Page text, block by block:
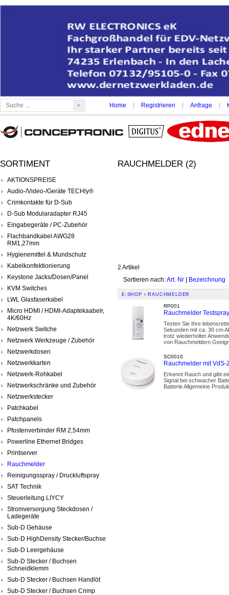
Home Registrieren Anfrage
SORTIMENT
AKTIONSPREISE
Audio-/Video-/Geräte TECHly®
Crimkontakte für D-Sub
D-Sub Modularadapter RJ45
Eingabegeräte / PC-Zubehör
Flachbandkabel AWG28
RM1,27mm
Hygienemittel & Mundschutz
Kabelkonfektionierung
Keystone Jacks/Dosen/Panel
KVM Switches
LWL Glasfaserkabel
Micro HDMI / HDMI-Adaptekaabelr,
4K/60Hz
Netzwerk Switche
Netzwerk Werkzeuge / Zubehör
Netzwerkdosen
Netzwerkkarten
Netzwerk-Rohkabel
Netzwerkschränke und Zubehör
Netzwerkstecker
Patchkabel
Patchpanels
Pfostenverbinder RM 2,54mm
Powerline Ethernet Bridges
Printserver
Rauchmelder
Reinigungsspray / Druckluftspray
SAT Technik
Steuerleitung LIYCY
Stromversorgung Steckdosen /
Ladegeräte
Sub-D Gehäuse
Sub-D HighDensity Stecker/Buchse
Sub-D Leergehäuse
Sub-D Stecker / Buchsen
Schneidklemm
Sub-D Stecker / Buchsen Handlöt
Sub-D Stecker / Buchsen Crimp
RAUCHMELDER (2)
2 Artikel
Sortieren nach:Art. Nr | Bezeichnung
E-SHOP › RAUCHMELDER
RP001
Rauchmelder
Testen Sie Ihre
Sekunden mit ca. 30 cm
trotz wiederholter
von Rauchmeldern
SC0010
Rauchmelder mit
Erkennt Rauch und gibt
Signal bei schwacher
Batterie Allgemeine